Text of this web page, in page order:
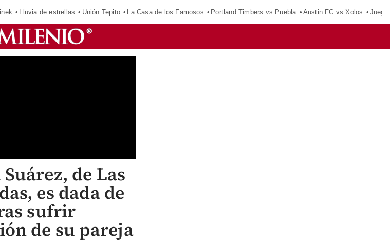
Lluvia de estrellas Unión Tepito La Casa de los Famosos Portland Timbers vs Puebla Austin FC vs Xolos
de Las
es dada de
sufrir
de su pareja